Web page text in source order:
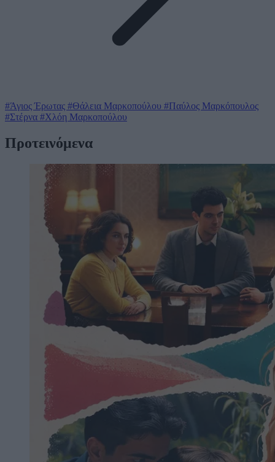
#Άγιος Έρωτας #Θάλεια Μαρκοπούλου #Παύλος Μαρκόπουλος
#Στέρνα #Χλόη Μαρκοπούλου
Προτεινόμενα